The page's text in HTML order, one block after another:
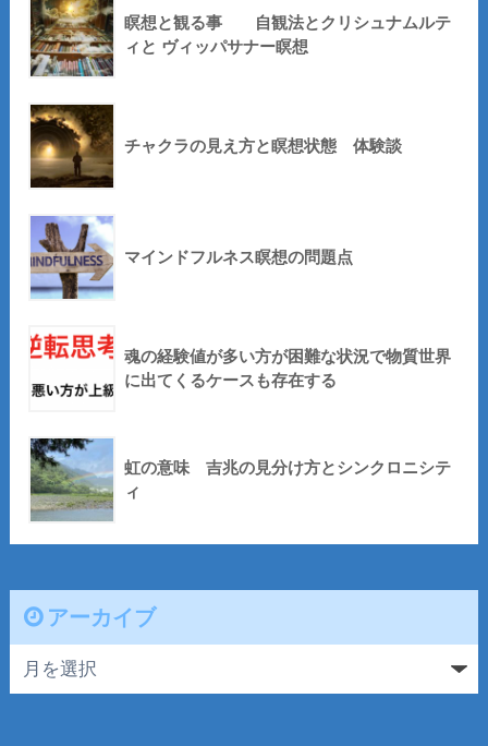
瞑想と観る事 自観法とクリシュナムルテ
ィと ヴィッパサナー瞑想
チャクラの見え方と瞑想状態 体験談
マインドフルネス瞑想の問題点
魂の経験値が多い方が困難な状況で物質世界
に出てくるケースも存在する
虹の意味 吉兆の見分け方とシンクロニシテ
ィ
アーカイブ